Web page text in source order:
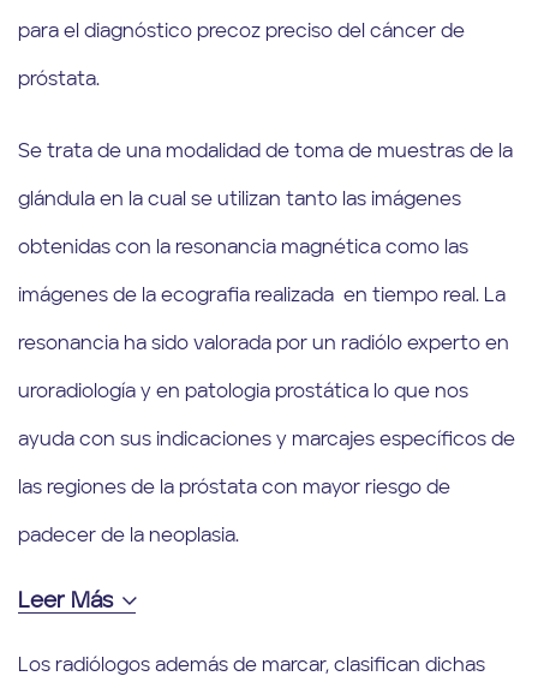
para el diagnóstico precoz preciso del cáncer de
próstata.
Se trata de una modalidad de toma de muestras de la
glándula en la cual se utilizan tanto las imágenes
obtenidas con la resonancia magnética como las
imágenes de la ecografia realizada en tiempo real. La
resonancia ha sido valorada por un radiólo experto en
uroradiología y en patologia prostática lo que nos
ayuda con sus indicaciones y marcajes específicos de
las regiones de la próstata con mayor riesgo de
padecer de la neoplasia.
Leer Más
Los radiólogos además de marcar, clasifican dichas